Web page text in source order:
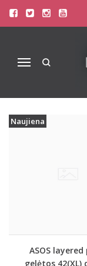
Navigacija
PREKIŲ
Prekių
Naujiena
ASOS
gelėtos 42(XL)